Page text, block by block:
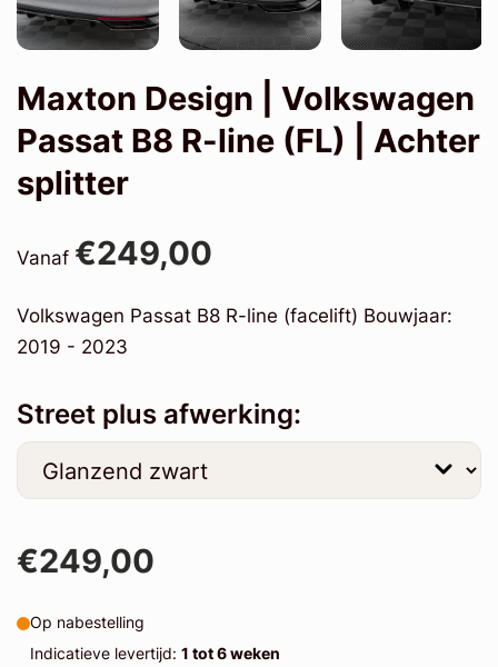
Maxton Design | Volkswagen
Passat B8 R-line (FL) | Achter
splitter
Vanaf €249,00
Volkswagen Passat B8 R-line (facelift) Bouwjaar:
2019 - 2023
Street plus afwerking:
€249,00
Op nabestelling
Indicatieve levertijd: 1 tot 6 weken